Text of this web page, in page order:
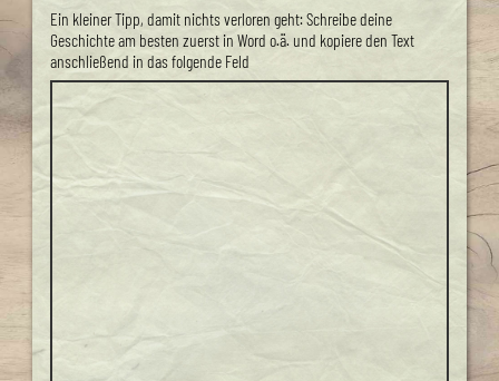
Ein kleiner Tipp, damit nichts verloren geht: Schreibe deine
Geschichte am besten zuerst in Word o.ä. und kopiere den Text
anschließend in das folgende Feld